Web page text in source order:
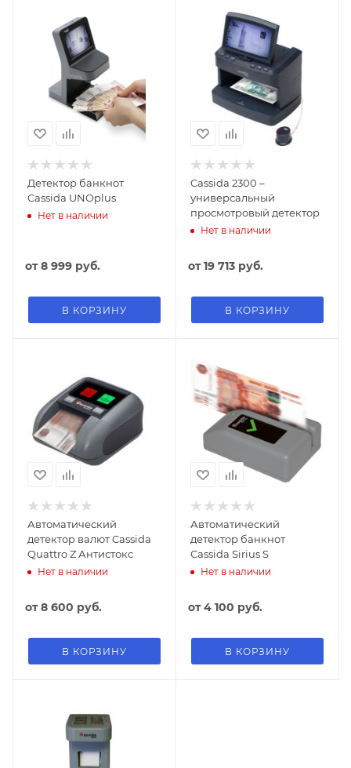
Детектор банкнот
Cassida UNOplus
Нет в наличии
от8 999 руб.
В КОРЗИНУ
Cassida 2300 –
универсальный
просмотровый детектор
Нет в наличии
от19 713 руб.
В КОРЗИНУ
Автоматический
детектор валют Cassida
Quattro Z Антистокс
Нет в наличии
от8 600 руб.
В КОРЗИНУ
Автоматический
детектор банкнот
Cassida Sirius S
Нет в наличии
от4 100 руб.
В КОРЗИНУ